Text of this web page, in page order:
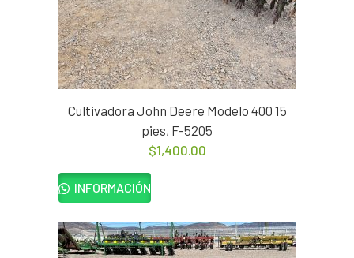
Cultivadora John Deere Modelo 400 15
pies, F-5205
$1,400.00
INFORMACIÓN